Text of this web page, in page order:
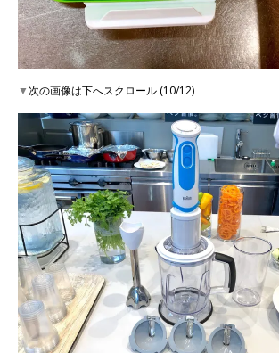
▼次の画像は下へスクロール (10/12)